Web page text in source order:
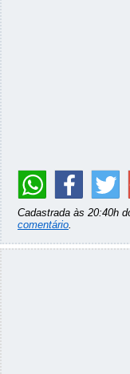
Cadastrada às 20:40h
comentário.